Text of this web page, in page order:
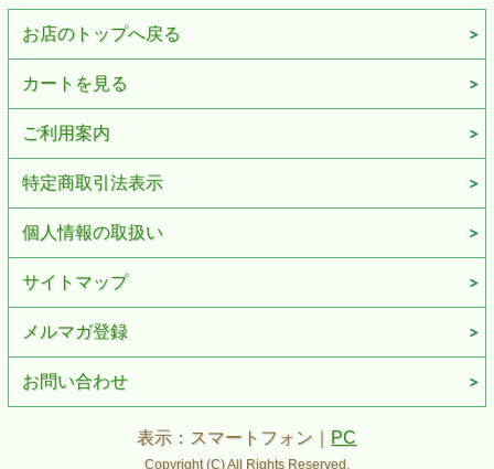
お店のトップへ戻る
カートを見る
ご利用案内
特定商取引法表示
個人情報の取扱い
サイトマップ
メルマガ登録
お問い合わせ
表示：スマートフォン｜ PC
Copyright (C) All Rights Reserved.